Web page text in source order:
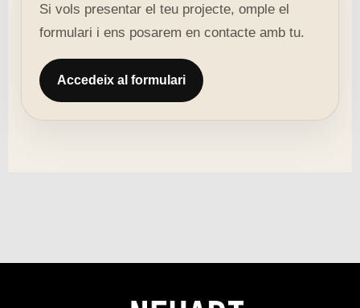
Si vols presentar el teu projecte, omple el
formulari i ens posarem en contacte amb tu.
Accedeix al formulari